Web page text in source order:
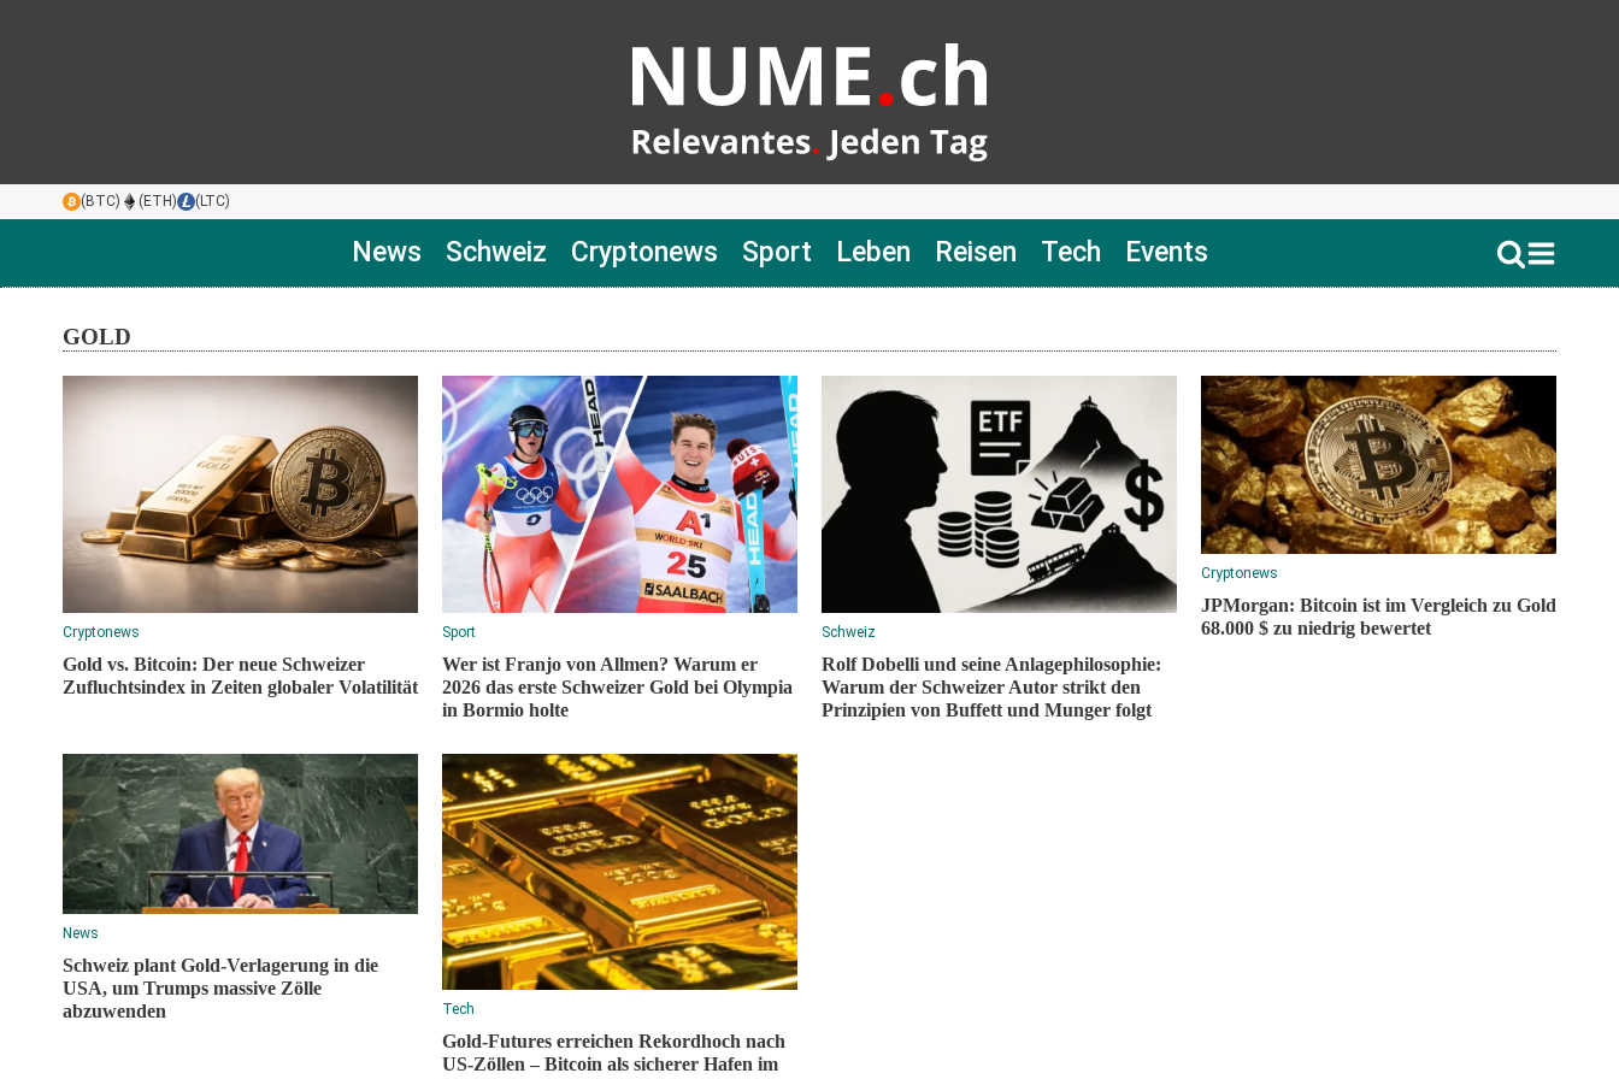
(BTC) (ETH) (LTC)
News Schweiz Cryptonews Sport Leben Reisen Tech Events
GOLD
Cryptonews
Gold vs. Bitcoin: Der neue Schweizer
Zufluchtsindex in Zeiten globaler Volatilität
Sport
Wer ist Franjo von Allmen? Warum er
2026 das erste Schweizer Gold bei Olympia
in Bormio holte
Schweiz
Rolf Dobelli und seine Anlagephilosophie:
Warum der Schweizer Autor strikt den
Prinzipien von Buffett und Munger folgt
Cryptonews
JPMorgan: Bitcoin ist im Vergleich zu Gold
68.000 $ zu niedrig bewertet
News
Schweiz plant Gold-Verlagerung in die
USA, um Trumps massive Zölle
abzuwenden
Tech
Gold-Futures erreichen Rekordhoch nach
US-Zöllen – Bitcoin als sicherer Hafen im